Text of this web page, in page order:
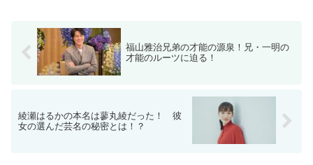
福山雅治兄弟の才能の源泉！兄・一明の
才能のルーツに迫る！
綾瀬はるかの本名は蓼丸綾だった！ 彼
女の選んだ芸名の秘密とは！？